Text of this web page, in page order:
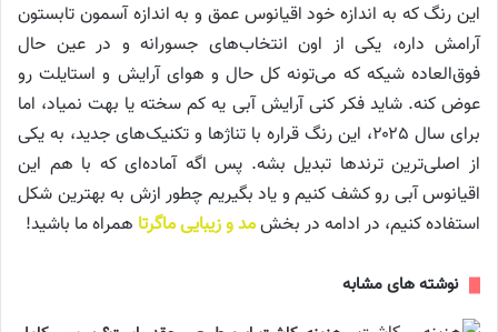
این رنگ که به اندازه خود اقیانوس عمق و به اندازه آسمون تابستون
آرامش داره، یکی از اون انتخاب‌های جسورانه و در عین حال
فوق‌العاده شیکه که می‌تونه کل حال و هوای آرایش و استایلت رو
عوض کنه. شاید فکر کنی آرایش آبی یه کم سخته یا بهت نمیاد، اما
برای سال ۲۰۲۵، این رنگ قراره با تناژها و تکنیک‌های جدید، به یکی
از اصلی‌ترین ترندها تبدیل بشه. پس اگه آماده‌ای که با هم این
اقیانوس آبی رو کشف کنیم و یاد بگیریم چطور ازش به بهترین شکل
استفاده کنیم، در ادامه در بخشمد و زیبایی ماگرتا همراه ما باشید!
نوشته های مشابه